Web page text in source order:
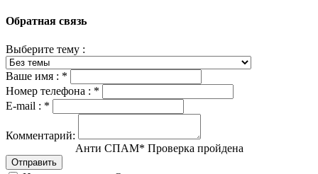
Обратная связь
Выберите тему :
Ваше имя : *
Номер телефона : *
E-mail : *
Комментарий:
Анти СПАМ* Проверка пройдена
Отправить